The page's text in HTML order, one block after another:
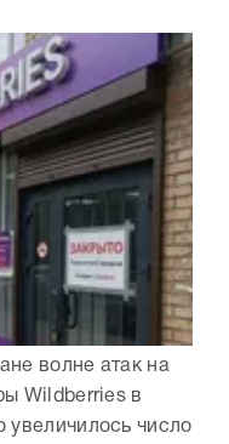
волне атак на
Wildberries в
увеличилось число